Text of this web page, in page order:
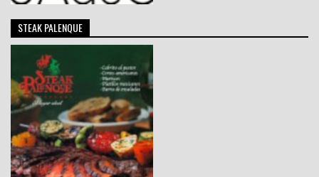
STEAK PALENQUE